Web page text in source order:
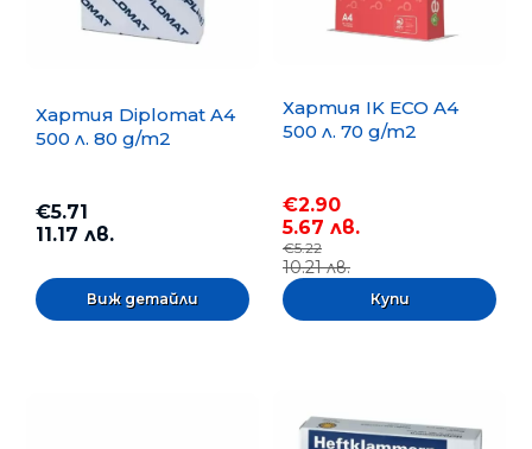
Хартия Diplomat A4
500 л. 80 g/m2
€5.71
11.17 лв.
Виж детайли
Хартия IK ECO A4
500 л. 70 g/m2
€2.90
5.67 лв.
€5.22
10.21 лв.